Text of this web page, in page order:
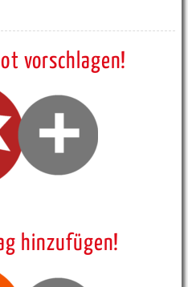
vorschlagen!
hinzufügen!